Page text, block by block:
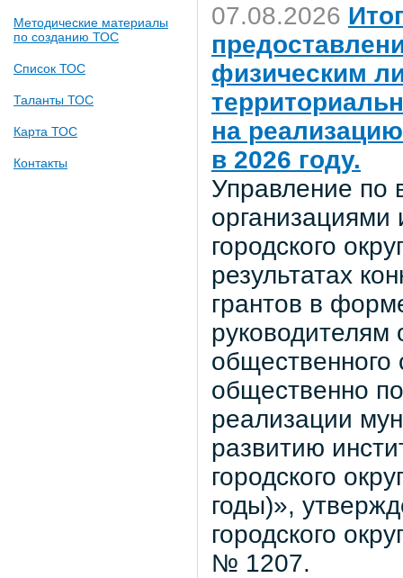
Методические материалы
по созданию ТОС
Список ТОС
Таланты ТОС
Карта ТОС
Контакты
07.08.2026
физическим
на
в 2026 году.
Управление по
городского
результатах
грантов в
руководителям
общественно
реализации
развитию
городского
годы)»,
городского
№ 1207.